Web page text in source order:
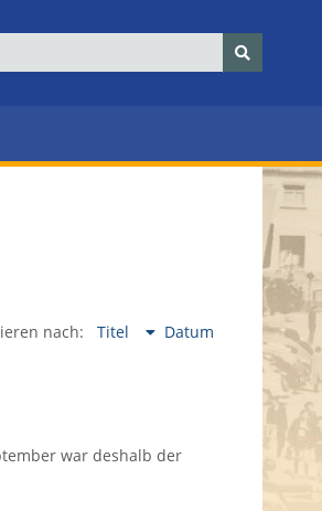
nach: Titel Datum
war deshalb der